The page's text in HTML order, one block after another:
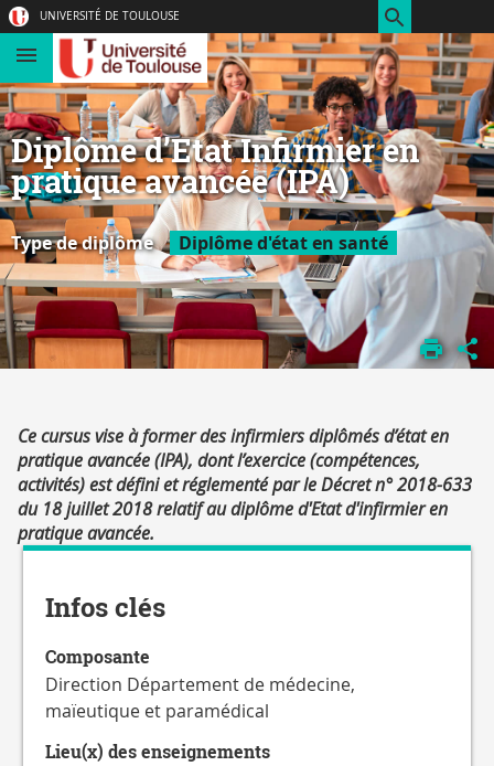
au
contenu
directs
UNIVERSITÉ DE TOULOUSE
Diplôme d’Etat Infirmier en
pratique avancée (IPA)
Type de diplôme Diplôme d'état en santé
ACCUEIL
FORMATION
Résumé
Ce cursus vise à former des infirmiers diplômés d’état en
pratique avancée (IPA), dont l’exercice (compétences,
activités) est défini et réglementé par le Décret n° 2018-633
du 18 juillet 2018 relatif au diplôme d'Etat d'infirmier en
pratique avancée.
Détails
Infos clés
Composante
Direction Département de médecine,
maïeutique et paramédical
Lieu(x) des enseignements